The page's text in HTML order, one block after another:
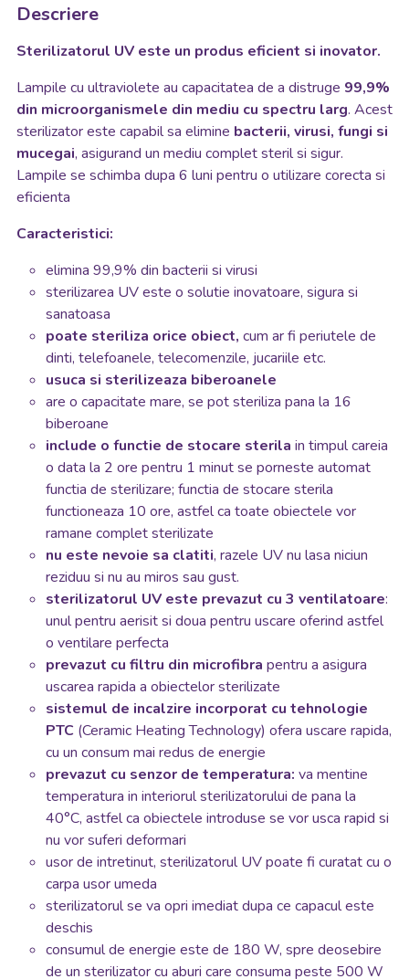
Descriere
Sterilizatorul UV este un produs eficient si inovator.
Lampile cu ultraviolete au capacitatea de a distruge 99,9%
din microorganismele din mediu cu spectru larg. Acest
sterilizator este capabil sa elimine bacterii, virusi, fungi si
mucegai, asigurand un mediu complet steril si sigur.
Lampile se schimba dupa 6 luni pentru o utilizare corecta si
eficienta
Caracteristici:
elimina 99,9% din bacterii si virusi
sterilizarea UV este o solutie inovatoare, sigura si
sanatoasa
poate steriliza orice obiect, cum ar fi periutele de
dinti, telefoanele, telecomenzile, jucariile etc.
usuca si sterilizeaza biberoanele
are o capacitate mare, se pot steriliza pana la 16
biberoane
include o functie de stocare sterila in timpul careia
o data la 2 ore pentru 1 minut se porneste automat
functia de sterilizare; functia de stocare sterila
functioneaza 10 ore, astfel ca toate obiectele vor
ramane complet sterilizate
nu este nevoie sa clatiti, razele UV nu lasa niciun
reziduu si nu au miros sau gust.
sterilizatorul UV este prevazut cu 3 ventilatoare:
unul pentru aerisit si doua pentru uscare oferind astfel
o ventilare perfecta
prevazut cu filtru din microfibra pentru a asigura
uscarea rapida a obiectelor sterilizate
sistemul de incalzire incorporat cu tehnologie
PTC (Ceramic Heating Technology) ofera uscare rapida,
cu un consum mai redus de energie
prevazut cu senzor de temperatura: va mentine
temperatura in interiorul sterilizatorului de pana la
40°C, astfel ca obiectele introduse se vor usca rapid si
nu vor suferi deformari
usor de intretinut, sterilizatorul UV poate fi curatat cu o
carpa usor umeda
sterilizatorul se va opri imediat dupa ce capacul este
deschis
consumul de energie este de 180 W, spre deosebire
de un sterilizator cu aburi care consuma peste 500 W